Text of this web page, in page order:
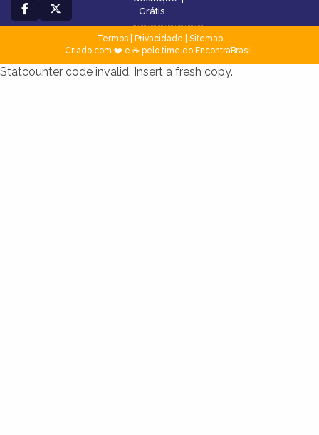
Grátis
Termos| Privacidade
Sitemap
Criado com ❤️ e ☕ pelo time do EncontraBrasil
Statcounter code invalid. Insert a fresh copy.